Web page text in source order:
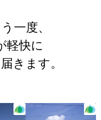
一度、
軽快に
きます。